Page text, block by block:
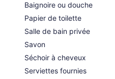
Baignoire ou douche
Papier de toilette
Salle de bain privée
Savon
Séchoir à cheveux
Serviettes fournies